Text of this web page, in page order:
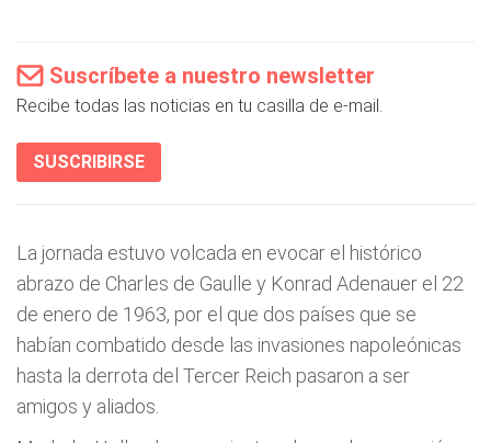
Suscríbete a nuestro newsletter
Recibe todas las noticias en tu casilla de e-mail.
SUSCRIBIRSE
La jornada estuvo volcada en evocar el histórico
abrazo de Charles de Gaulle y Konrad Adenauer el 22
de enero de 1963, por el que dos países que se
habían combatido desde las invasiones napoleónicas
hasta la derrota del Tercer Reich pasaron a ser
amigos y aliados.